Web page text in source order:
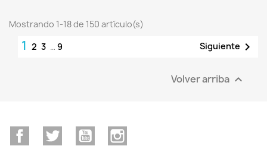
Mostrando 1-18 de 150 artículo(s)
1 2 3 … 9 Siguiente 
Volver arriba 
FacebookTwitter YouTube